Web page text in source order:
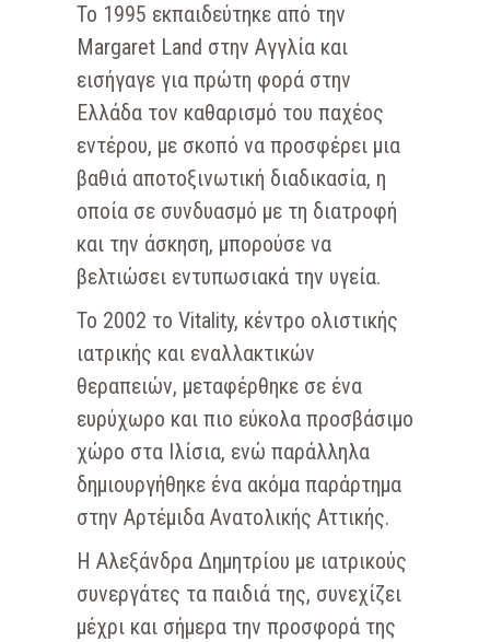
Το 1995 εκπαιδεύτηκε από την
Margaret Land στην Αγγλία και
εισήγαγε για πρώτη φορά στην
Ελλάδα τον καθαρισμό του παχέος
εντέρου, με σκοπό να προσφέρει μια
βαθιά αποτοξινωτική διαδικασία, η
οποία σε συνδυασμό με τη διατροφή
και την άσκηση, μπορούσε να
βελτιώσει εντυπωσιακά την υγεία.
Το 2002 το Vitality, κέντρο ολιστικής
ιατρικής και εναλλακτικών
θεραπειών, μεταφέρθηκε σε ένα
ευρύχωρο και πιο εύκολα προσβάσιμο
χώρο στα Ιλίσια, ενώ παράλληλα
δημιουργήθηκε ένα ακόμα παράρτημα
στην Αρτέμιδα Ανατολικής Αττικής.
Η Αλεξάνδρα Δημητρίου με ιατρικούς
συνεργάτες τα παιδιά της, συνεχίζει
μέχρι και σήμερα την προσφορά της